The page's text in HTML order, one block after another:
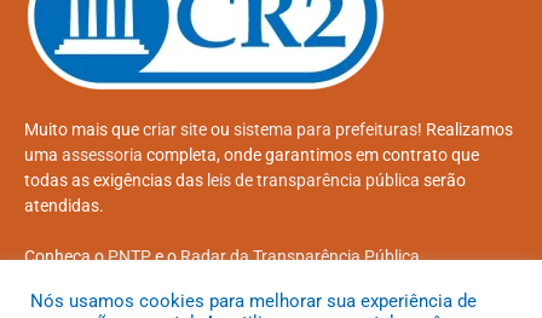
Muito mais quecriar siteou sistema para prefeituras! Realizamos
uma assessoria completa, onde garantimos em contrato que
todas as exigências das leis de transparência pública serão
atendidas.
Conheça oPNTPe oRadar da Transparência Pública
Nós usamos cookies para melhorar sua experiência de